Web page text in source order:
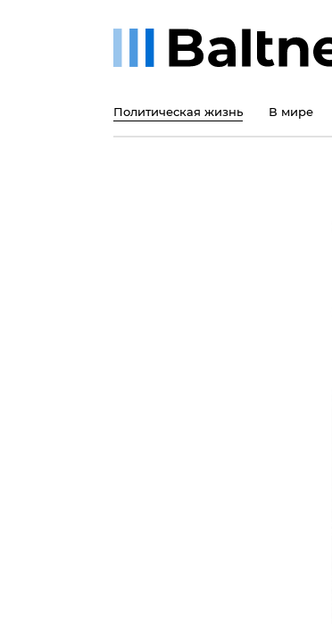
Политическая жизнь В мире